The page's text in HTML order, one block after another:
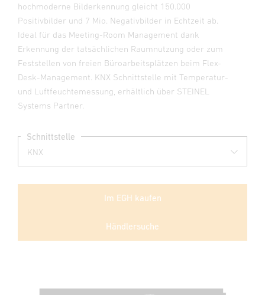
hochmoderne Bilderkennung gleicht 150.000
Positivbilder und 7 Mio. Negativbilder in Echtzeit ab.
Ideal für das Meeting-Room Management dank
Erkennung der tatsächlichen Raumnutzung oder zum
Feststellen von freien Büroarbeitsplätzen beim Flex-
Desk-Management. KNX Schnittstelle mit Temperatur-
und Luftfeuchtemessung, erhältlich über STEINEL
Systems Partner.
Schnittstelle
Im EGH kaufen
Händlersuche